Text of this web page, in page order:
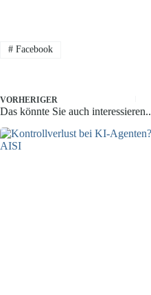
#Facebook
VORHERIGER
Das könnte Sie auch interessieren..